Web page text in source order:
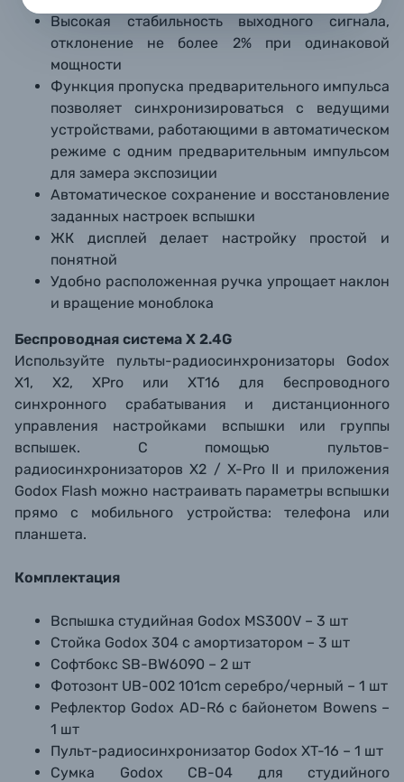
Высокая стабильность выходного сигнала,
отклонение не более 2% при одинаковой
мощности
Функция пропуска предварительного импульса
позволяет синхронизироваться с ведущими
устройствами, работающими в автоматическом
режиме с одним предварительным импульсом
для замера экспозиции
Автоматическое сохранение и восстановление
заданных настроек вспышки
ЖК дисплей делает настройку простой и
понятной
Удобно расположенная ручка упрощает наклон
и вращение моноблока
Беспроводная система X 2.4G
Используйте пульты-радиосинхронизаторы Godox
X1, X2, XPro или XT16 для беспроводного
синхронного срабатывания и дистанционного
управления настройками вспышки или группы
вспышек. С помощью пультов-
радиосинхронизаторов X2 / X-Pro II и приложения
Godox Flash можно настраивать параметры вспышки
прямо с мобильного устройства: телефона или
планшета.
Комплектация
Вспышка студийная Godox MS300V – 3 шт
Стойка Godox 304 с амортизатором – 3 шт
Софтбокс SB-BW6090 – 2 шт
Фотозонт UB-002 101cm серебро/черный – 1 шт
Рефлектор Godox AD-R6 с байонетом Bowens –
1 шт
Пульт-радиосинхронизатор Godox XT-16 – 1 шт
Сумка Godox CB-04 для студийного